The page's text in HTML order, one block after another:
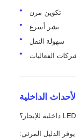
تكوين مرن
نشر أسرع
سهولة النقل
الفعاليات
الداخلية
يوفر الدليل المرئي: